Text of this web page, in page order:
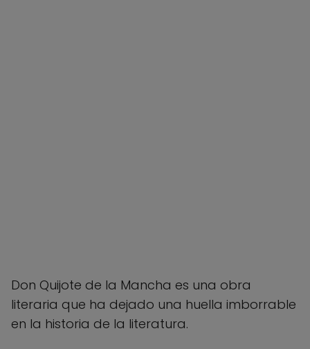
Don Quijote de la Mancha es una obra
literaria que ha dejado una huella imborrable
en la historia de la literatura.